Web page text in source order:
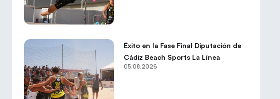
Éxito en la Fase Final Diputación de
Cádiz Beach Sports La Línea
05.08.2026